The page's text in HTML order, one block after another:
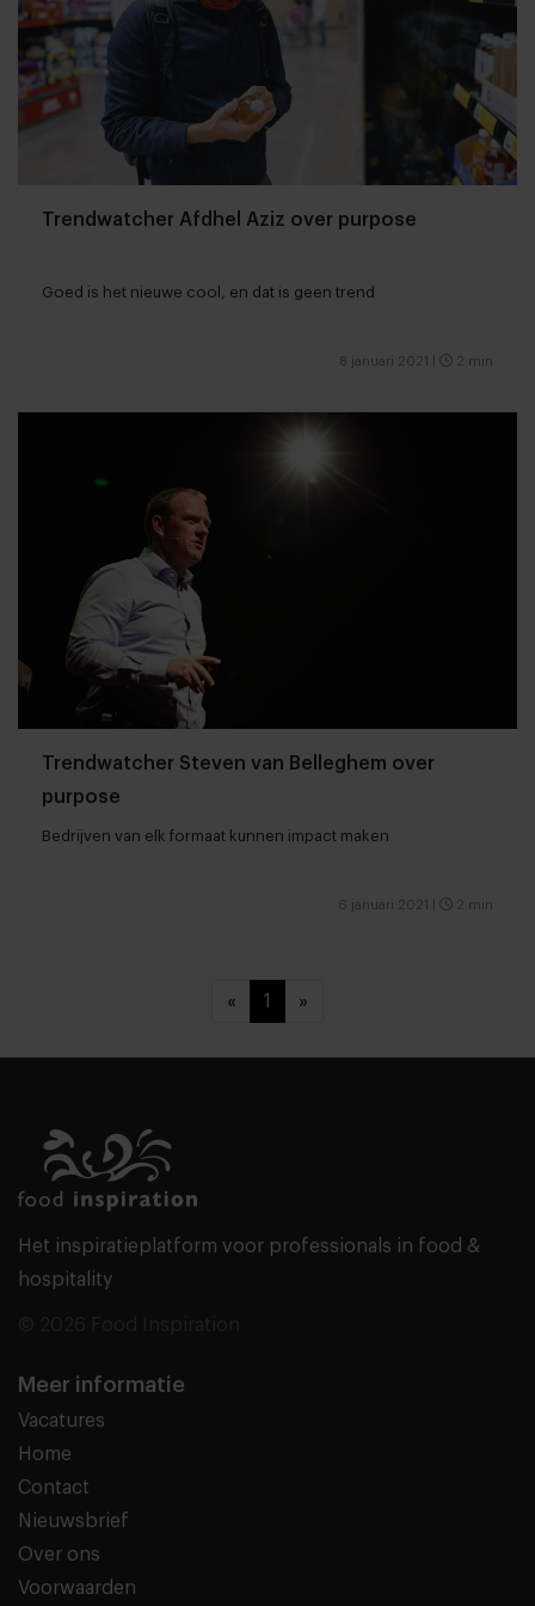
Trendwatcher Afdhel Aziz over purpose
Goed is het nieuwe cool, en dat is geen trend
8 januari 2021 2 min
Trendwatcher Steven van Belleghem over
purpose
Bedrijven van elk formaat kunnen impact maken
6 januari 2021 2 min
« 1 »
Het inspiratieplatform voor professionals in food &
hospitality
Meer informatie
Vacatures
Home
Contact
Nieuwsbrief
Over ons
Voorwaarden